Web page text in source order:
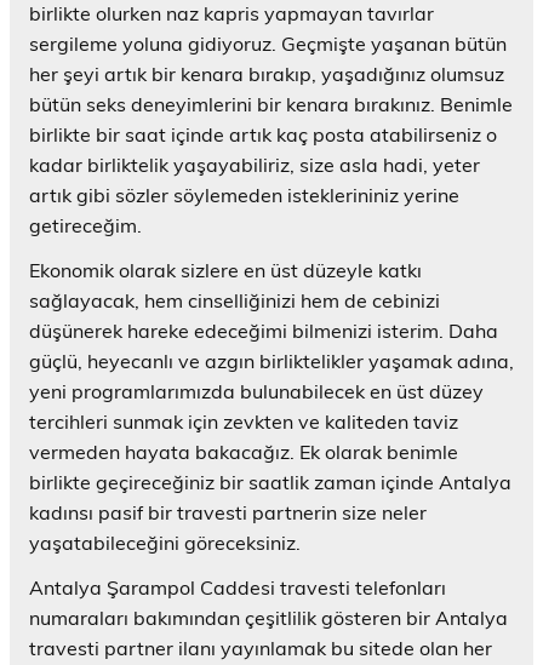
birlikte olurken naz kapris yapmayan tavırlar
sergileme yoluna gidiyoruz. Geçmişte yaşanan bütün
her şeyi artık bir kenara bırakıp, yaşadığınız olumsuz
bütün seks deneyimlerini bir kenara bırakınız. Benimle
birlikte bir saat içinde artık kaç posta atabilirseniz o
kadar birliktelik yaşayabiliriz, size asla hadi, yeter
artık gibi sözler söylemeden isteklerininiz yerine
getireceğim.
Ekonomik olarak sizlere en üst düzeyle katkı
sağlayacak, hem cinselliğinizi hem de cebinizi
düşünerek hareke edeceğimi bilmenizi isterim. Daha
güçlü, heyecanlı ve azgın birliktelikler yaşamak adına,
yeni programlarımızda bulunabilecek en üst düzey
tercihleri sunmak için zevkten ve kaliteden taviz
vermeden hayata bakacağız. Ek olarak benimle
birlikte geçireceğiniz bir saatlik zaman içinde Antalya
kadınsı pasif bir travesti partnerin size neler
yaşatabileceğini göreceksiniz.
Antalya Şarampol Caddesi travesti telefonları
numaraları bakımından çeşitlilik gösteren bir Antalya
travesti partner ilanı yayınlamak bu sitede olan her